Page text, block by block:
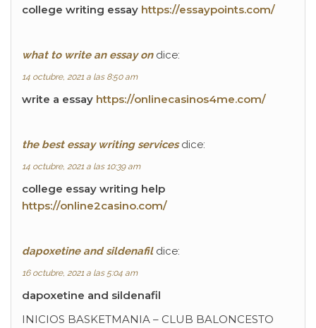
college writing essay https://essaypoints.com/
what to write an essay on dice:
14 octubre, 2021 a las 8:50 am
write a essay https://onlinecasinos4me.com/
the best essay writing services dice:
14 octubre, 2021 a las 10:39 am
college essay writing help
https://online2casino.com/
dapoxetine and sildenafil dice:
16 octubre, 2021 a las 5:04 am
dapoxetine and sildenafil
INICIOS BASKETMANIA – CLUB BALONCESTO